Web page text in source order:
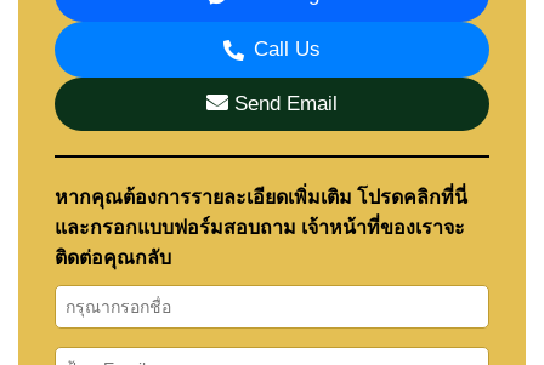
Call Us
Send Email
หากคุณต้องการรายละเอียดเพิ่มเติม โปรดคลิกที่นี่
และกรอกแบบฟอร์มสอบถาม เจ้าหน้าที่ของเราจะ
ติดต่อคุณกลับ